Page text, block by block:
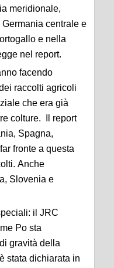
meridionale,
centrale e
e nella
nel report.
facendo
raccolti agricoli
che era già
colture. Il report
Spagna,
fronte a questa
Anche
Slovenia e
il JRC
Po sta
gravità della
stata dichiarata in